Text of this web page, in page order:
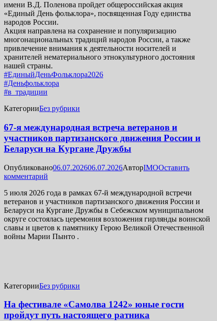
имени В.Д. Поленова пройдет общероссийская акция
«Единый День фольклора», посвященная Году единства
народов России.
Акция направлена на сохранение и популяризацию
многонациональных традиций народов России, а также
привлечение внимания к деятельности носителей и
хранителей нематериального этнокультурного достояния
нашей страны.
#ЕдиныйДеньФольклора2026
#Деньфольклора
#в_традиции
КатегорииБез рубрики
67-я международная встреча ветеранов и
участников партизанского движения России и
Беларуси на Кургане Дружбы
Опубликовано06.07.202606.07.2026АвторIMOОставить
комментарий
5 июля 2026 года в рамках 67-й международной встречи
ветеранов и участников партизанского движения России и
Беларуси на Кургане Дружбы в Себежском муниципальном
округе состоялась церемония возложения гирлянды воинской
славы и цветов к памятнику Герою Великой Отечественной
войны Марии Пынто .
КатегорииБез рубрики
На фестивале «Самолва 1242» юные гости
пройдут путь настоящего ратника